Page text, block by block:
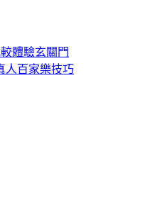
體驗玄關門
人百家樂技巧